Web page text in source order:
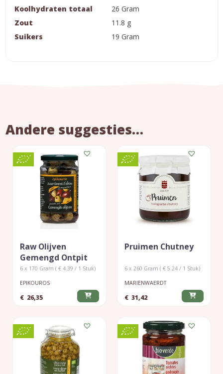
Koolhydraten totaal
26 Gram
Zout
11.8 g
Suikers
19 Gram
Andere suggesties…
Raw Olijven
Gemengd Ontpit
6 x 170 Gram ( € 4.39 / 1 Stuk)
EPIKOUROS
€ 26,35
Pruimen Chutney
6 x 260 Gram ( € 5.24 / 1 Stuk)
MARIENWAERDT
€ 31,42